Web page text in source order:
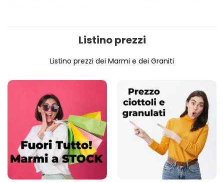
Listino prezzi
Listino prezzi dei Marmi e dei Graniti